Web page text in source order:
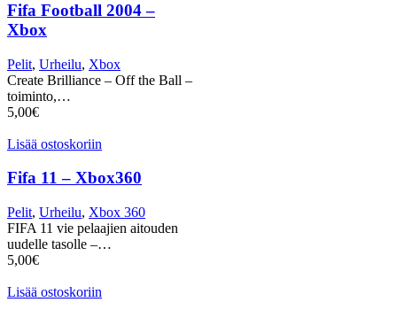
Fifa Football 2004 –
Xbox
Pelit, Urheilu, Xbox
Create Brilliance – Off the Ball –
toiminto,…
5,00€
Lisää ostoskoriin
Fifa 11 – Xbox360
Pelit, Urheilu, Xbox 360
FIFA 11 vie pelaajien aitouden
uudelle tasolle –…
5,00€
Lisää ostoskoriin